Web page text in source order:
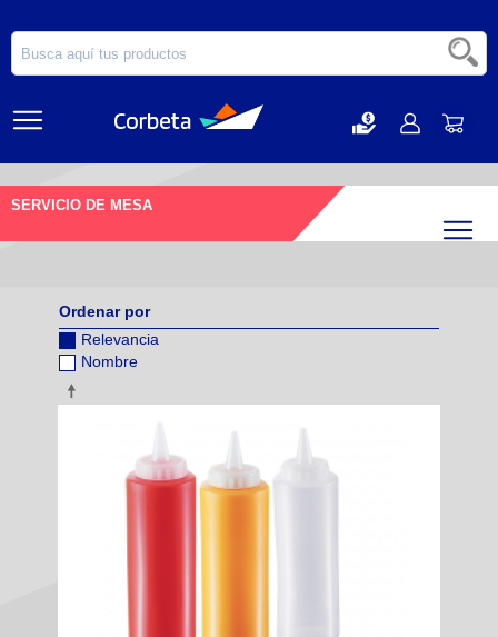
SERVICIO DE MESA
Ordenar por
Relevancia
Nombre